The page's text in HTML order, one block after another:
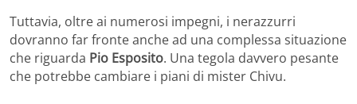
Tuttavia, oltre ai numerosi impegni, i nerazzurri
dovranno far fronte anche ad una complessa situazione
che riguarda Pio Esposito. Una tegola davvero pesante
che potrebbe cambiare i piani di mister Chivu.